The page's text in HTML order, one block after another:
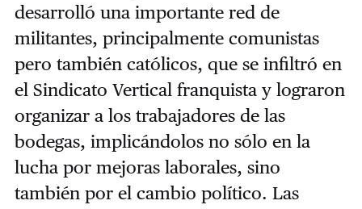
desarrolló una importante red de
militantes, principalmente comunistas
pero también católicos, que se infiltró en
el Sindicato Vertical franquista y lograron
organizar a los trabajadores de las
bodegas, implicándolos no sólo en la
lucha por mejoras laborales, sino
también por el cambio político. Las